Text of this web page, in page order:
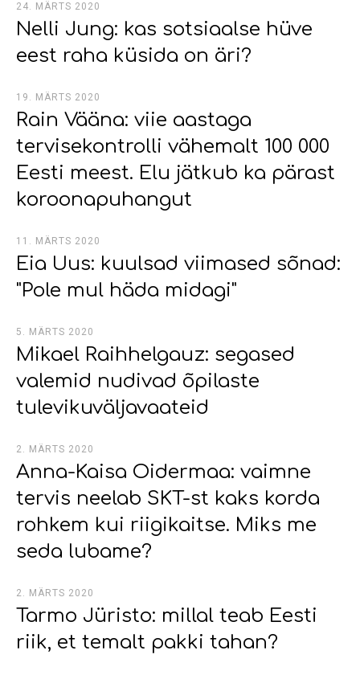
24. MÄRTS 2020
Nelli Jung: kas sotsiaalse hüve
eest raha küsida on äri?
19. MÄRTS 2020
Rain Vääna: viie aastaga
tervisekontrolli vähemalt 100 000
Eesti meest. Elu jätkub ka pärast
koroonapuhangut
11. MÄRTS 2020
Eia Uus: kuulsad viimased sõnad:
"Pole mul häda midagi"
5. MÄRTS 2020
Mikael Raihhelgauz: segased
valemid nudivad õpilaste
tulevikuväljavaateid
2. MÄRTS 2020
Anna-Kaisa Oidermaa: vaimne
tervis neelab SKT-st kaks korda
rohkem kui riigikaitse. Miks me
seda lubame?
2. MÄRTS 2020
Tarmo Jüristo: millal teab Eesti
riik, et temalt pakki tahan?